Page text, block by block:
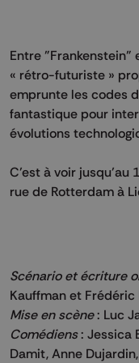
Entre "Frankenstein"
« rétro-futuriste »
emprunte les codes
fantastique pour
évolutions
C’est à voir jusqu’au
rue de Rotterdam à
Scénario et écriture
Kauffman et Frédéric
Mise en scène: Luc
Comédiens: Jessica
Damit, Anne